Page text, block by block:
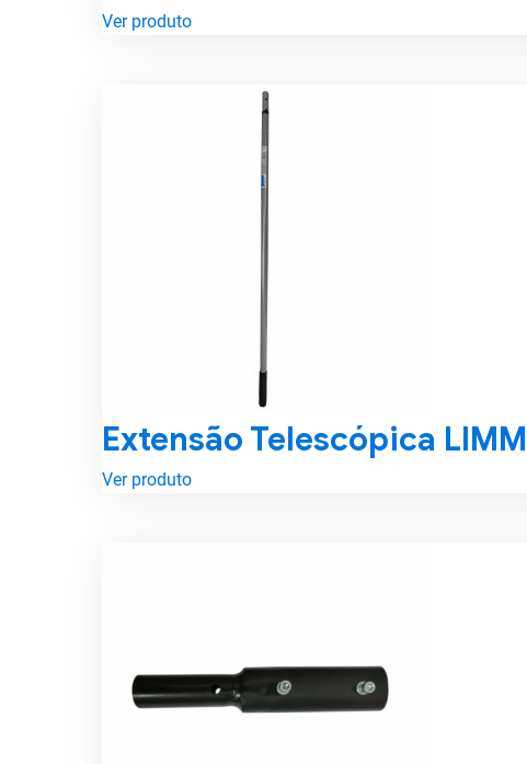
Ver produto
Extensão Telescópica
Ver produto